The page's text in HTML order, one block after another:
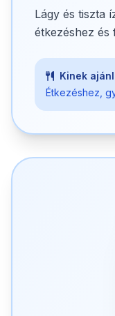
Lágy és tiszta
étkezéshez és
Kinek
Étkezéshez,